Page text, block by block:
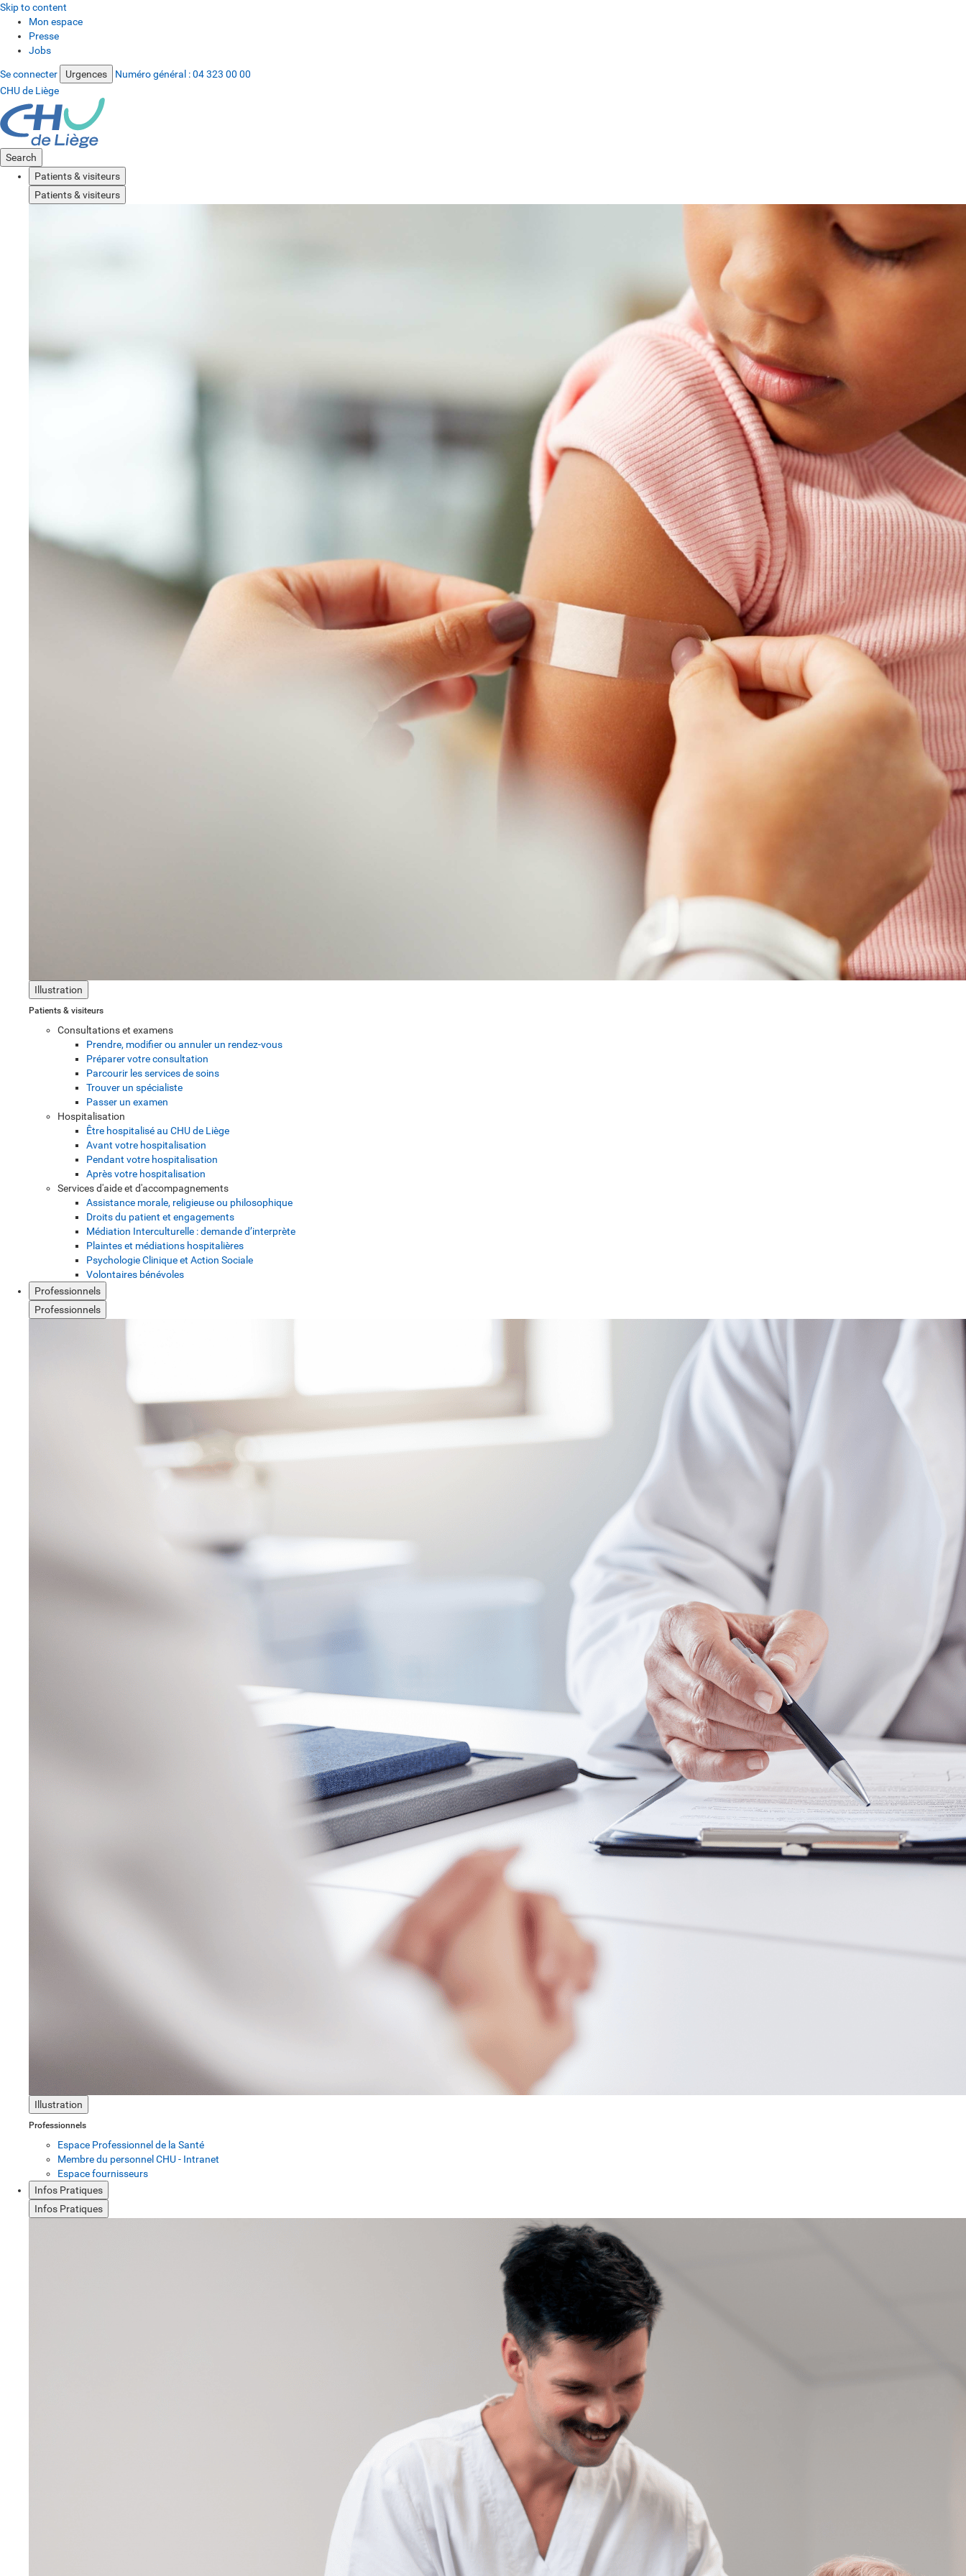
Skip to content
Mon espace
Presse
Jobs
Se connecter Urgences Numéro général :04 323 00 00
CHU de Liège
Search
Patients & visiteurs
Patients & visiteurs
Illustration
Patients & visiteurs
Consultations et examens
Prendre, modifier ou annuler un rendez-vous
Préparer votre consultation
Parcourir les services de soins
Trouver un spécialiste
Passer un examen
Hospitalisation
Être hospitalisé au CHU de Liège
Avant votre hospitalisation
Pendant votre hospitalisation
Après votre hospitalisation
Services d'aide et d'accompagnements
Assistance morale, religieuse ou philosophique
Droits du patient et engagements
Médiation Interculturelle : demande d’interprète
Plaintes et médiations hospitalières
Psychologie Clinique et Action Sociale
Volontaires bénévoles
Professionnels
Professionnels
Illustration
Professionnels
Espace Professionnel de la Santé
Membre du personnel CHU - Intranet
Espace fournisseurs
Infos Pratiques
Infos Pratiques